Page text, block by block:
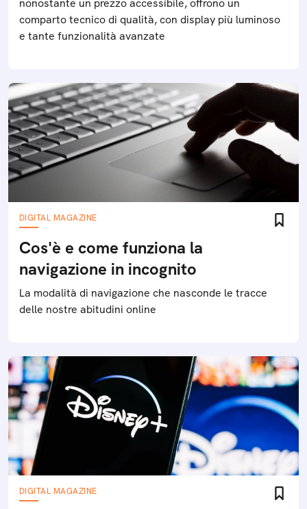
comparto tecnico di qualità, con display più luminoso
e tante funzionalità avanzate
DIGITAL MAGAZINE
Cos'è e come funziona la
navigazione in incognito
La modalità di navigazione che nasconde le tracce
delle nostre abitudini online
DIGITAL MAGAZINE